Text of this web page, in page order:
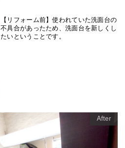
【リフォーム前】使われていた洗面台の
不具合があったため、洗面台を新しくし
たいということです。
After